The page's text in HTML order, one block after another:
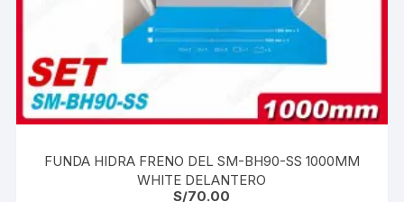
FUNDA HIDRA FRENO DEL SM-BH90-SS 1000MM
WHITE DELANTERO
S/70.00